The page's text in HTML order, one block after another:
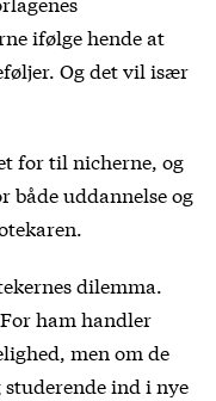
ifølge hende at
Og det vil især
for til nicherne, og
uddannelse og
dilemma.
ham handler
men om de
ind i nye